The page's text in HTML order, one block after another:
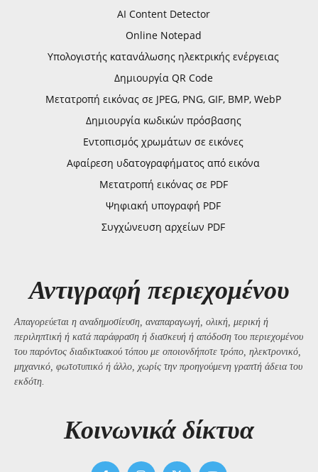
AI Content Detector
Online Notepad
Υπολογιστής κατανάλωσης ηλεκτρικής ενέργειας
Δημιουργία QR Code
Μετατροπή εικόνας σε JPEG, PNG, GIF, BMP, WebP
Δημιουργία κωδικών πρόσβασης
Εντοπισμός χρωμάτων σε εικόνες
Αφαίρεση υδατογραφήματος από εικόνα
Μετατροπή εικόνας σε PDF
Ψηφιακή υπογραφή PDF
Συγχώνευση αρχείων PDF
Αντιγραφή περιεχομένου
Απαγορεύεται η αναδημοσίευση, αναπαραγωγή, ολική, μερική ή
περιληπτική ή κατά παράφραση ή διασκευή ή απόδοση του περιεχομένου
του παρόντος διαδικτυακού τόπου με οποιονδήποτε τρόπο, ηλεκτρονικό,
μηχανικό, φωτοτυπικό ή άλλο, χωρίς την προηγούμενη γραπτή άδεια του
εκδότη.
Kοινωνικά δίκτυα